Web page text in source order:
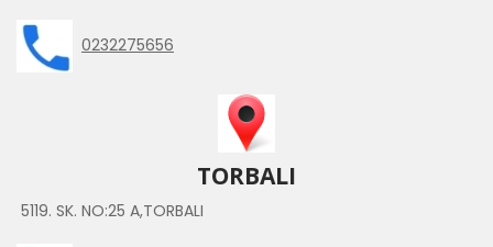
0232275656
TORBALI
5119. SK. NO:25 A,TORBALI